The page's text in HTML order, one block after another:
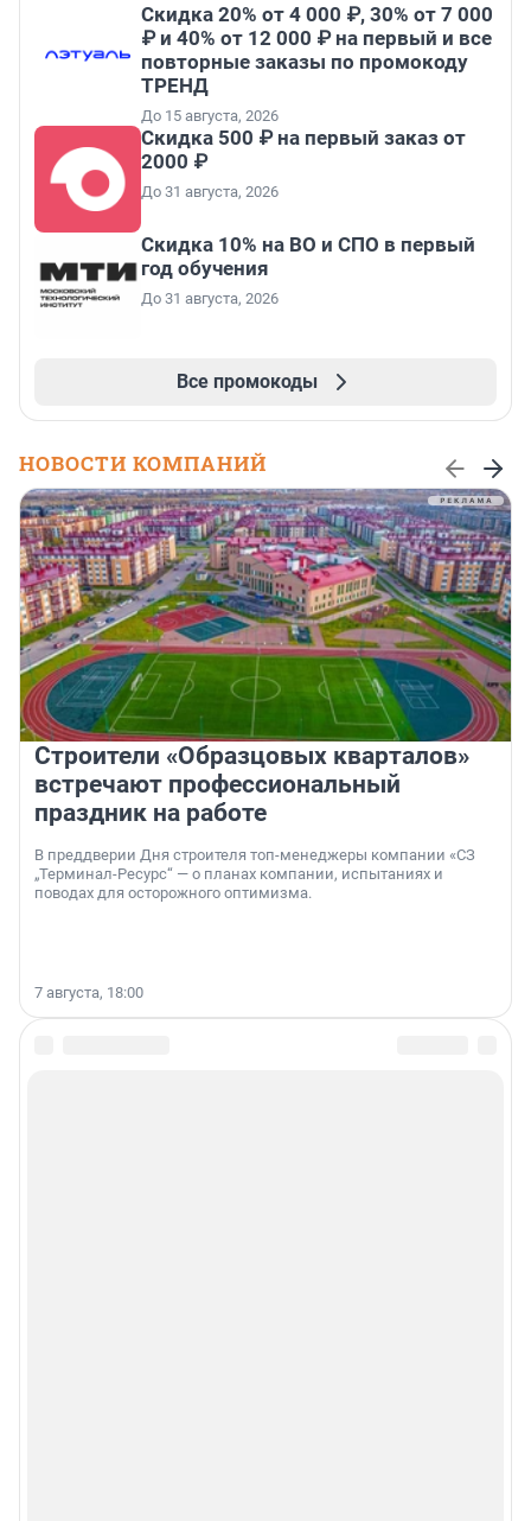
Скидка 20% от 4 000 ₽, 30% от 7 000
₽ и 40% от 12 000 ₽ на первый и все
повторные заказы по промокоду
ТРЕНД
До 15 августа, 2026
Скидка 500 ₽ на первый заказ от
2000 ₽
До 31 августа, 2026
Скидка 10% на ВО и СПО в первый
год обучения
До 31 августа, 2026
Все промокоды
НОВОСТИ КОМПАНИЙ
Строители «Образцовых кварталов»
встречают профессиональный
праздник на работе
В преддверии Дня строителя топ-менеджеры компании «СЗ
„Терминал-Ресурс“ — о планах компании, испытаниях и
поводах для осторожного оптимизма.
7 августа, 18:00